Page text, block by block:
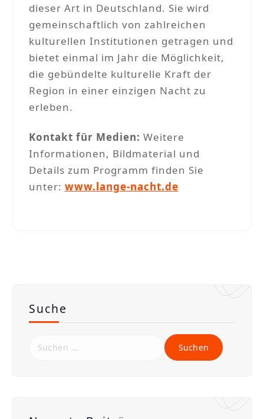
dieser Art in Deutschland. Sie wird
gemeinschaftlich von zahlreichen
kulturellen Institutionen getragen und
bietet einmal im Jahr die Möglichkeit,
die gebündelte kulturelle Kraft der
Region in einer einzigen Nacht zu
erleben.
Kontakt für Medien: Weitere
Informationen, Bildmaterial und
Details zum Programm finden Sie
unter: www.lange-nacht.de
Suche